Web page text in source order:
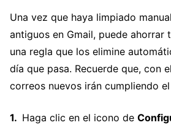
Una vez que haya limpiado
antiguos en Gmail, puede ahorrar
una regla que los elimine
día que pasa. Recuerde que, con
correos nuevos irán cumpliendo
Haga clic en el icono de